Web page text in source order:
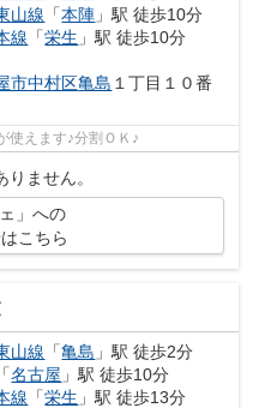
山線 「本陣 」駅 徒歩10分
線 「栄生 」駅 徒歩10分
市中村区亀島 １丁目１０番
使えます♪分割ＯＫ♪
ません。
」への
こちら
山線 「亀島 」駅 徒歩2分
「名古屋 」駅 徒歩10分
線 「栄生 」駅 徒歩13分